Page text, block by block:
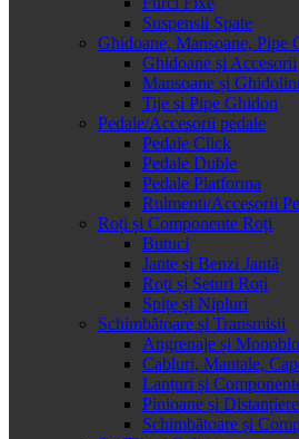
Suspensii Spate
Ghidoane, Mansoane, Pipe
Ghidoane și Accesorii
Mansoane și
Tije și Pipe Ghidon
Pedale/Accesorii pedale
Pedale Click
Pedale Duble
Pedale Platforma
Rulmenti/Accesorii
Roți și Componente Roți
Butuci
Jante și Benzi Jantă
Roți și Seturi Roți
Spițe și Nipluri
Schimbătoare și Transmisii
Angrenaje și
Cabluri, Mantale,
Lanțuri și
Pinioane și Distanțiere
Schimbătoare și